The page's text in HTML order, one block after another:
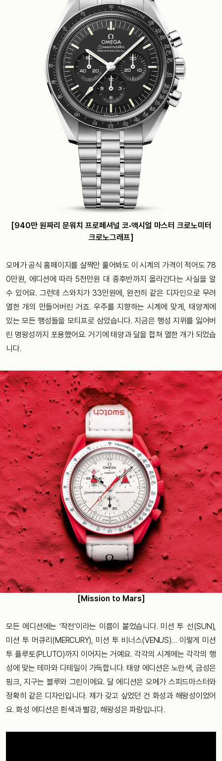
[940만 원짜리 문워치 프로페셔널 코‑액시얼 마스터 크로노미터
크로노그래프]
오메가 공식 홈페이지를 살짝만 훑어봐도 이 시계의 가격이 적어도 78
0만원, 에디션에 따라 5천만원 대 중후반까지 올라간다는 사실을 알
수 있어요. 그런데 스와치가 33만원에, 완전히 같은 디자인으로 무려
열한 개의 만들어버린 거죠. 우주를 지향하는 시계에 맞게, 태양계에
있는 모든 행성들을 모티프로 삼았습니다. 지금은 행성 지위를 잃어버
린 명왕성까지 포용했어요. 거기에 태양과 달을 합쳐 열한 개가 되었습
니다.
[Mission to Mars]
모든 에디션에는 ‘작전’이라는 이름이 붙었습니다. 미션 투 선(SUN),
미션 투 머큐리(MERCURY), 미션 투 비너스(VENUS)… 이렇게 미션
투 플루토(PLUTO)까지 이어지는 거예요. 각각의 시계에는 각각의 행
성에 맞는 테마와 디테일이 가득합니다. 태양 에디션은 노란색, 금성은
핑크, 지구는 블루와 그린이에요. 달 에디션은 오메가 스피드마스터와
정확히 같은 디자인입니다. 제가 갖고 싶었던 건 화성과 해왕성이었어
요. 화성 에디션은 흰색과 빨강, 해왕성은 파랑입니다.